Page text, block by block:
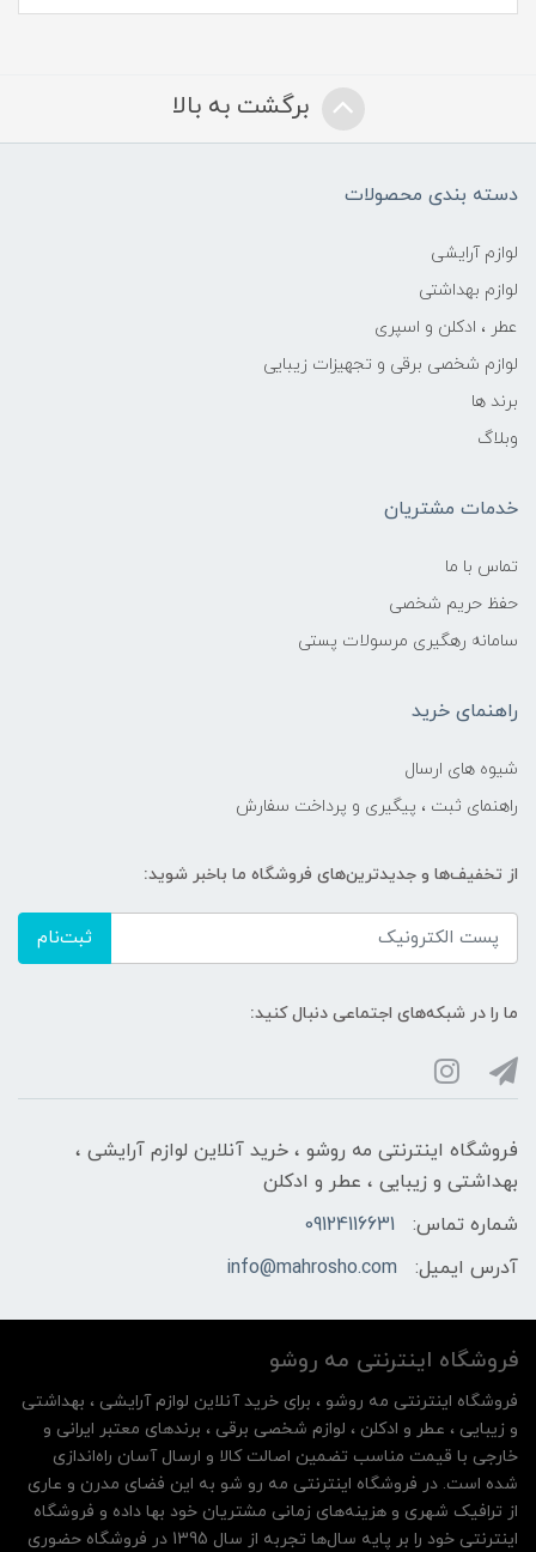
برگشت به بالا
دسته بندی محصولات
لوازم آرایشی
لوازم بهداشتی
عطر ، ادکلن و اسپری
لوازم شخصی برقی و تجهیزات زیبایی
برند ها
وبلاگ
خدمات مشتریان
تماس با ما
حفظ حریم شخصی
سامانه رهگیری مرسولات پستی
راهنمای خرید
شیوه های ارسال
راهنمای ثبت ، پیگیری و پرداخت سفارش
از تخفیف‌ها و جدیدترین‌های فروشگاه ما باخبر شوید:
ثبت‌نام
ما را در شبکه‌های اجتماعی دنبال کنید:
فروشگاه اینترنتی مه‌ رو‌شو ، خرید آنلاین لوازم آرایشی ،
بهداشتی و زیبایی ، عطر و ادکلن
شماره تماس:
09124116631
آدرس ایمیل:
info@mahrosho.com
فروشگاه اینترنتی مه‌ رو‌شو
فروشگاه اینترنتی مه‌ رو‌شو ، برای خرید آنلاین لوازم آرایشی ، بهداشتی
و زیبایی ، عطر و ادکلن ، لوازم شخصی برقی ، برندهای معتبر ایرانی و
خارجی با قیمت مناسب تضمین اصالت کالا و ارسال آسان راه‌اندازی
شده است. در فروشگاه اینترنتی مه رو شو به این فضای مدرن و عاری
از ترافیک شهری و هزینه‌های زمانی مشتریان خود بها داده و فروشگاه
اینترنتی خود را بر پایه سال‌ها تجربه از سال 1395 در فروشگاه حضوری